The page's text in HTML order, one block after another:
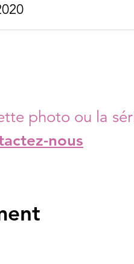
photo ou la
nous